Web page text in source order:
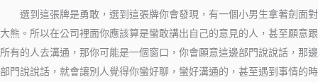
選到這張牌是勇敢， 選到這張牌你會發現， 有一個小男生拿著劍面對
大熊。 所以在公司裡面你應該算是蠻敢講出自己的意見的人， 甚至願意跟
所有的人去溝通， 那你可能是一個窗口， 你會願意這邊部門說說話，那邊
部門說說話， 就會讓別人覺得你蠻好聊，蠻好溝通的， 甚至遇到事情的時